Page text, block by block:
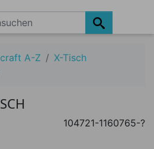
A-Z
X-Tisch
104721-1160765-?